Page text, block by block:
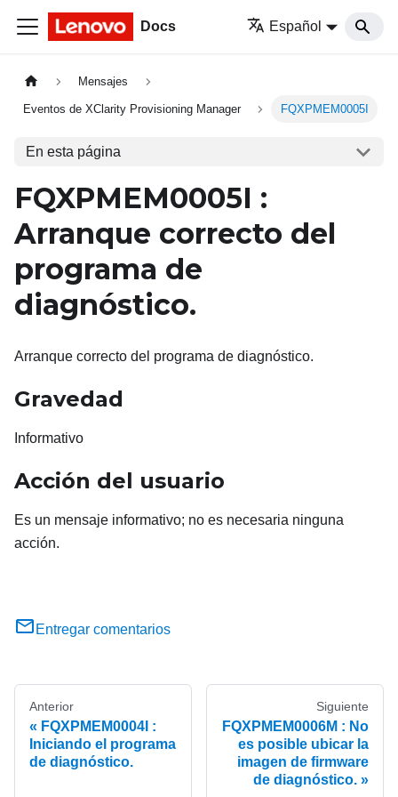
Docs Español
Mensajes
Eventos de XClarity Provisioning Manager FQXPMEM0005I
En esta página
FQXPMEM0005I :
Arranque correcto del
programa de
diagnóstico.
Arranque correcto del programa de diagnóstico.
Gravedad
Informativo
Acción del usuario
Es un mensaje informativo; no es necesaria ninguna
acción.
Entregar comentarios
Anterior
FQXPMEM0004I :
Iniciando el programa
de diagnóstico.
Siguiente
FQXPMEM0006M : No
es posible ubicar la
imagen de firmware
de diagnóstico.